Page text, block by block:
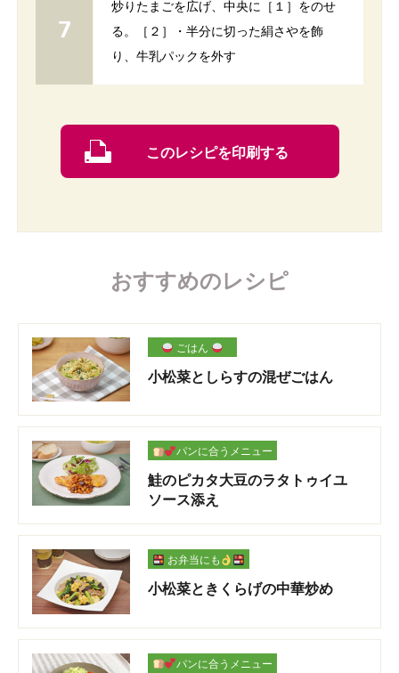
炒りたまごを広げ、中央に［１］をのせ
る。［２］・半分に切った絹さやを飾
り、牛乳パックを外す
このレシピを印刷する
おすすめのレシピ
ごはん
小松菜としらすの混ぜごはん
パンに合うメニュー
鮭のピカタ大豆のラタトゥイユ
ソース添え
お弁当にも
小松菜ときくらげの中華炒め
パンに合うメニュー